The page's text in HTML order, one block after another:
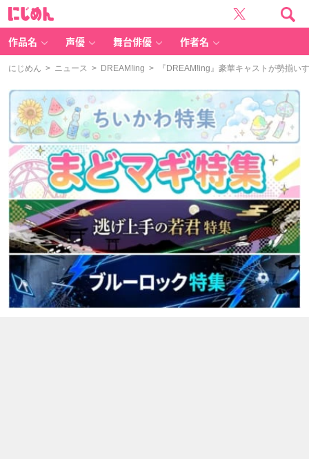
作品名 声優 舞台俳優 作者名
にじめん > ニュース > DREAM!ing > 『DREAM!ing』豪華キャストが勢揃い